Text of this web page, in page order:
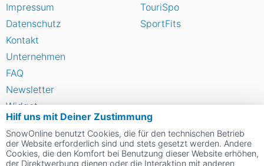
Hilf uns mit Deiner Zustimmung
SnowOnline benutzt Cookies, die für den technischen Betrieb
der Website erforderlich sind und stets gesetzt werden. Andere
Cookies, die den Komfort bei Benutzung dieser Website erhöhen,
der Direktwerbung dienen oder die Interaktion mit anderen
Impressum
Datenschutz
Kontakt
Unternehmen
FAQ
Newsletter
Widget
Umfragen
Skigebiet bewerten
TouriSpo
SportFits